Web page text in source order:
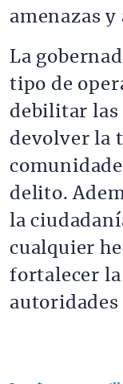
amenazas
La
tipo de
debilitar las
devolver la
delito.
la
cualquier
fortalecer la